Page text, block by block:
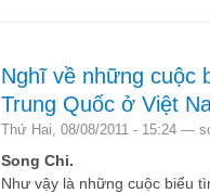
Nghĩ về những cuộc
Trung Quốc ở Việt
Thứ Hai, 08/08/2011 - 15:24 —
Song Chi.
Như vậy là những cuộc biểu